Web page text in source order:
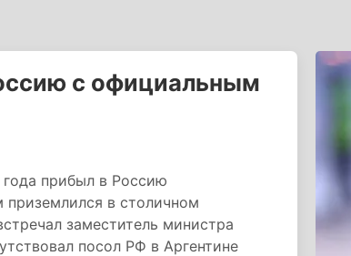
с официальным
прибыл в Россию
в столичном
заместитель министра
посол РФ в Аргентине